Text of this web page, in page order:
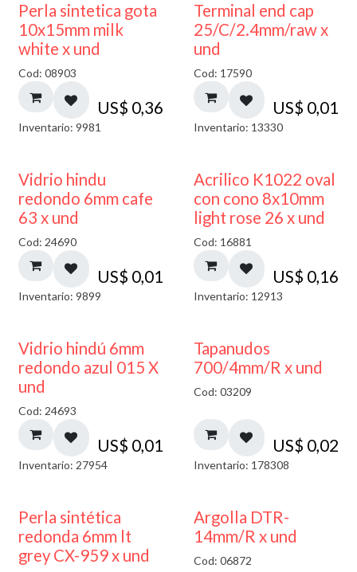
Perla sintetica gota
10x15mm milk
white x und
Cod: 08903
US$ 0,36
Inventario: 9981
Terminal end cap
25/C/2.4mm/raw x
und
Cod: 17590
US$ 0,01
Inventario: 13330
40% DESCUENTO
Vidrio hindu
redondo 6mm cafe
63 x und
Cod: 24690
US$ 0,01
Inventario: 9899
Acrilico K1022 oval
con cono 8x10mm
light rose 26 x und
Cod: 16881
US$ 0,16
Inventario: 12913
40% DESCUENTO
Vidrio hindú 6mm
redondo azul 015 X
und
Cod: 24693
US$ 0,01
Inventario: 27954
Tapanudos
700/4mm/R x und
Cod: 03209
US$ 0,02
Inventario: 178308
Perla sintética
redonda 6mm lt
grey CX-959 x und
Argolla DTR-
14mm/R x und
Cod: 06872